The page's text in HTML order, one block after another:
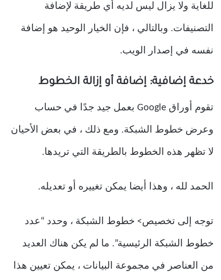
للغاية ولا يزال ليس لديه أي طريقة لإضافة
التصنيفات. وبالتالي ، فإن الخيار الوحيد هو إضافة
نفسه في إصدار الويب.
خدعة إضافية: إضافة أو إزالة الخطوط
تقوم أوراق Google بعمل جيد جدًا في حساب
وعرض خطوط الشبكة. ومع ذلك ، في بعض الأحيان
لا تظهر هذه الخطوط بالطريقة التي تريدها.
الحمد لله ، وهذا أيضا يمكن تغييره أو تعديله.
توجه إلى تخصيص> خطوط الشبكة ، وحدد “عدد
خطوط الشبكة الرئيسية”. ما لم يكن هناك العديد
من العناصر في مجموعة البيانات ، يمكن تعيين هذا